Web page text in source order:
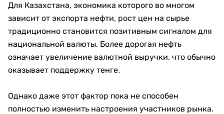
Для Казахстана, экономика которого во многом
зависит от экспорта нефти, рост цен на сырье
традиционно становится позитивным сигналом для
национальной валюты. Более дорогая нефть
означает увеличение валютной выручки, что обычно
оказывает поддержку тенге.
Однако даже этот фактор пока не способен
полностью изменить настроения участников рынка.